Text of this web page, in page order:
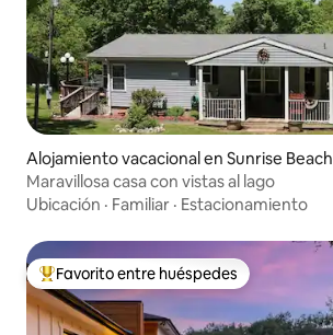
Alojamiento vacacional en Sunrise Beach
Maravillosa casa con vistas al lago
Ubicación · Familiar · Estacionamiento
Favorito entre huéspedes preferido
Favorito entre huéspedes